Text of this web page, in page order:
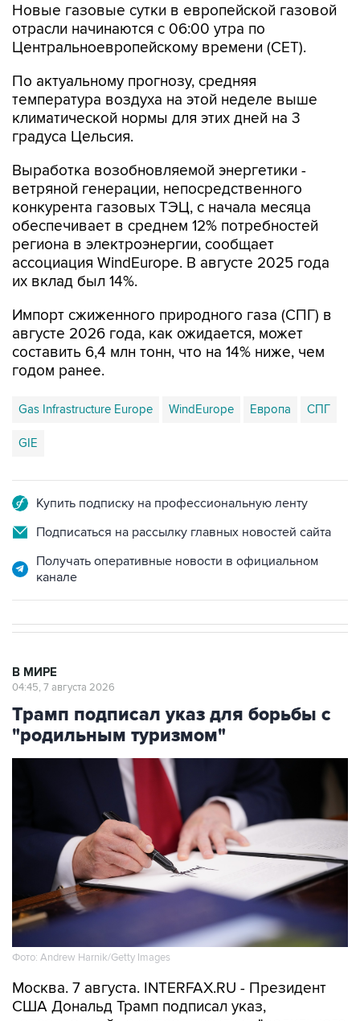
Новые газовые сутки в европейской газовой
отрасли начинаются c 06:00 утра по
Центральноевропейскому времени (CET).
По актуальному прогнозу, средняя
температура воздуха на этой неделе выше
климатической нормы для этих дней на 3
градуса Цельсия.
Выработка возобновляемой энергетики -
ветряной генерации, непосредственного
конкурента газовых ТЭЦ, с начала месяца
обеспечивает в среднем 12% потребностей
региона в электроэнергии, сообщает
ассоциация WindEurope. В августе 2025 года
их вклад был 14%.
Импорт сжиженного природного газа (СПГ) в
августе 2026 года, как ожидается, может
составить 6,4 млн тонн, что на 14% ниже, чем
годом ранее.
Gas Infrastructure Europe WindEurope Европа СПГ
GIE
Купить подписку на профессиональную ленту
Подписаться на рассылку главных новостей сайта
Получать оперативные новости в официальном
канале
В МИРЕ
04:45, 7 августа 2026
Трамп подписал указ для борьбы с
"родильным туризмом"
Фото: Andrew Harnik/Getty Images
Москва. 7 августа. INTERFAX.RU - Президент
США Дональд Трамп подписал указ,